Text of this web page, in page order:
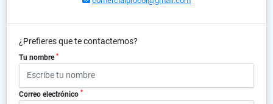
¿Prefieres que te contactemos?
Tu nombre *
Correo electrónico *